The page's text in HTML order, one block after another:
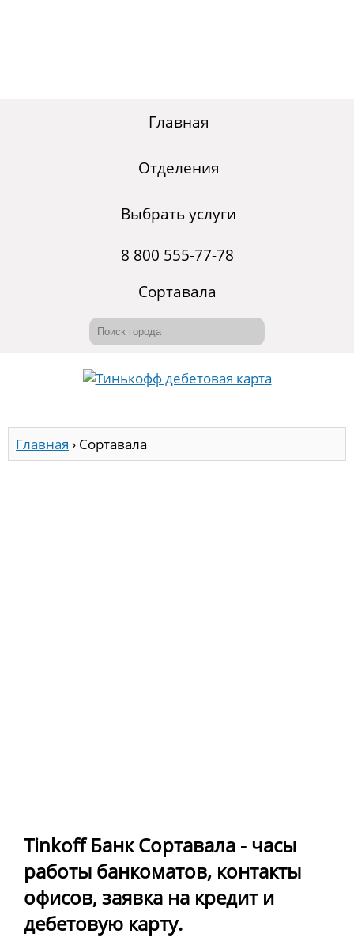
Главная
Отделения
Выбрать услуги
8 800 555-77-78
Сортавала
Главная › Сортавала
Tinkoff Банк Сортавала - часы
работы банкоматов, контакты
офисов, заявка на кредит и
дебетовую карту.